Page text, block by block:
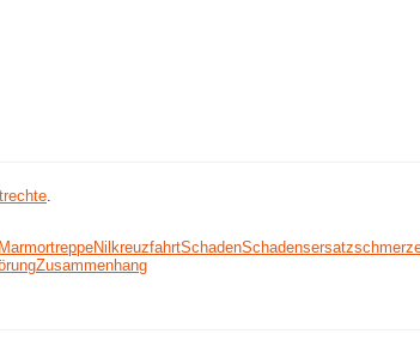
MarmortreppeNilkreuzfahrtSchadenSchadensersatz
Zusammenhang